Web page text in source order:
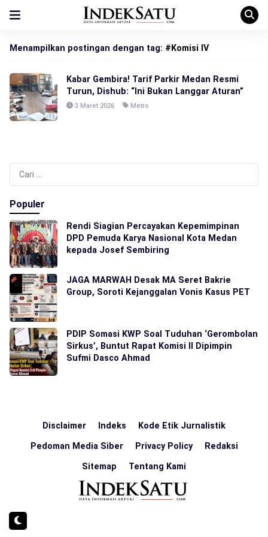
Menampilkan postingan dengan tag: #Komisi IV
Kabar Gembira! Tarif Parkir Medan Resmi
Turun, Dishub: “Ini Bukan Langgar Aturan”
3 Maret 2026 Metro
Cari
untuk:
Populer
Rendi Siagian Percayakan Kepemimpinan
DPD Pemuda Karya Nasional Kota Medan
kepada Josef Sembiring
JAGA MARWAH Desak MA Seret Bakrie
Group, Soroti Kejanggalan Vonis Kasus PET
PDIP Somasi KWP Soal Tuduhan ‘Gerombolan
Sirkus’, Buntut Rapat Komisi II Dipimpin
Sufmi Dasco Ahmad
Disclaimer Indeks Kode Etik Jurnalistik
Pedoman Media Siber Privacy Policy Redaksi
Sitemap Tentang Kami